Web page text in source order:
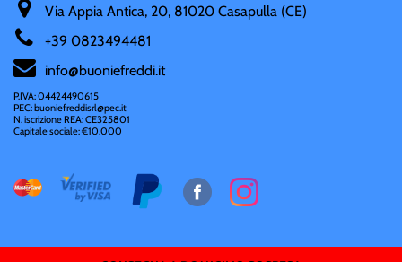
Via Appia Antica, 20, 81020 Casapulla (CE)
+39 0823494481
info@buoniefreddi.it
P.IVA: 04424490615
PEC: buoniefreddisrl@pec.it
N. iscrizione REA: CE325801
Capitale sociale: €10.000